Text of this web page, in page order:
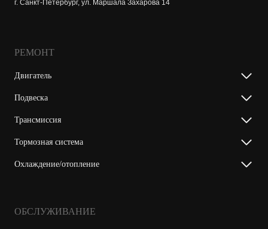
г. Санкт-Петербург, ул. Маршала Захарова 14
РЕМОНТ
Двигатель
Подвеска
Трансмиссия
Тормозная система
Охлаждение/отопление
ОБСЛУЖИВАНИЕ